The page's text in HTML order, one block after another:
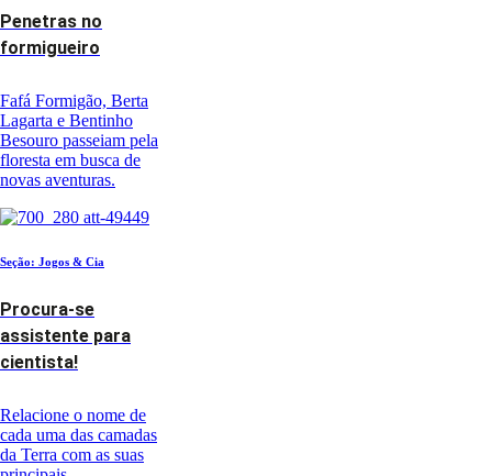
Penetras no
formigueiro
Fafá Formigão, Berta
Lagarta e Bentinho
Besouro passeiam pela
floresta em busca de
novas aventuras.
Seção: Jogos & Cia
Procura-se
assistente para
cientista!
Relacione o nome de
cada uma das camadas
da Terra com as suas